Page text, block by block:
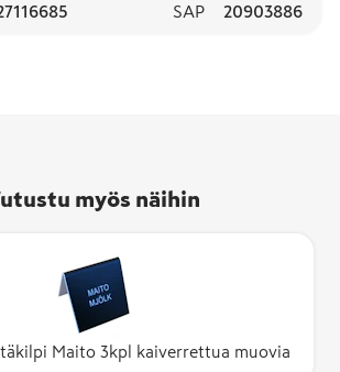
SAP 20903886
myös näihin
Maito 3kpl kaiverrettua muovia